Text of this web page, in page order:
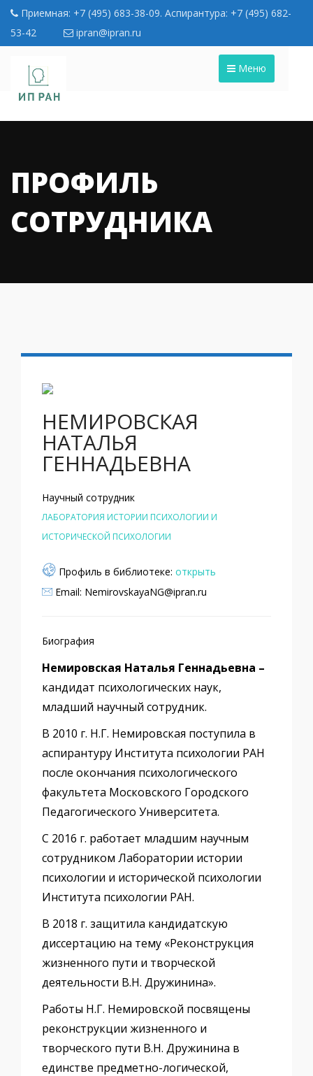
Приемная: +7 (495) 683-38-09. Аспирантура: +7 (495) 682-
53-42
ipran@ipran.ru
Меню
ПРОФИЛЬ
СОТРУДНИКА
НЕМИРОВСКАЯ
НАТАЛЬЯ
ГЕННАДЬЕВНА
Научный сотрудник
ЛАБОРАТОРИЯ ИСТОРИИ ПСИХОЛОГИИ И
ИСТОРИЧЕСКОЙ ПСИХОЛОГИИ
Профиль в библиотеке: открыть
Email: NemirovskayaNG@ipran.ru
Биография
Немировская Наталья Геннадьевна –
кандидат психологических наук,
младший научный сотрудник.
В 2010 г. Н.Г. Немировская поступила в
аспирантуру Института психологии РАН
после окончания психологического
факультета Московского Городского
Педагогического Университета.
С 2016 г. работает младшим научным
сотрудником Лаборатории истории
психологии и исторической психологии
Института психологии РАН.
В 2018 г. защитила кандидатскую
диссертацию на тему «Реконструкция
жизненного пути и творческой
деятельности В.Н. Дружинина».
Работы Н.Г. Немировской посвящены
реконструкции жизненного и
творческого пути В.Н. Дружинина в
единстве предметно-логической,